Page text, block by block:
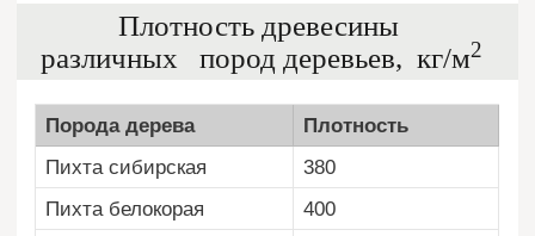
Плотность древесины
различных пород деревьев, кг/м2
Порода дерева
Плотность
Пихта сибирская
380
Пихта белокорая
400